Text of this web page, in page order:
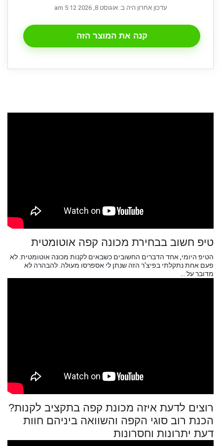
עדכון אחרון היה ב: אוגוסט 8, 2026 5:12 am
קנה את המוצר הזה
טיפ חשוב בבחירת מכונה קפה אוטומטית
הטיפ היומי, אחד הדברים החשובים כשבאים לקנות מכונה אוטומטית. לא
פעם אחת נתקלתי בפיצ'ר הזה שנתן לי אספרסו מעולה. להבהרה לא
מדובר על ...
רוצים לדעת איזה מכונת קפה בתקציב לקנות?
הכנת רוב סוגי הקפה והשוואה ביניהם חוות
דעת יתרונות וחסרונות